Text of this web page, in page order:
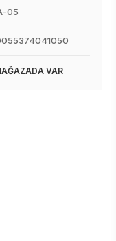
05
VAR